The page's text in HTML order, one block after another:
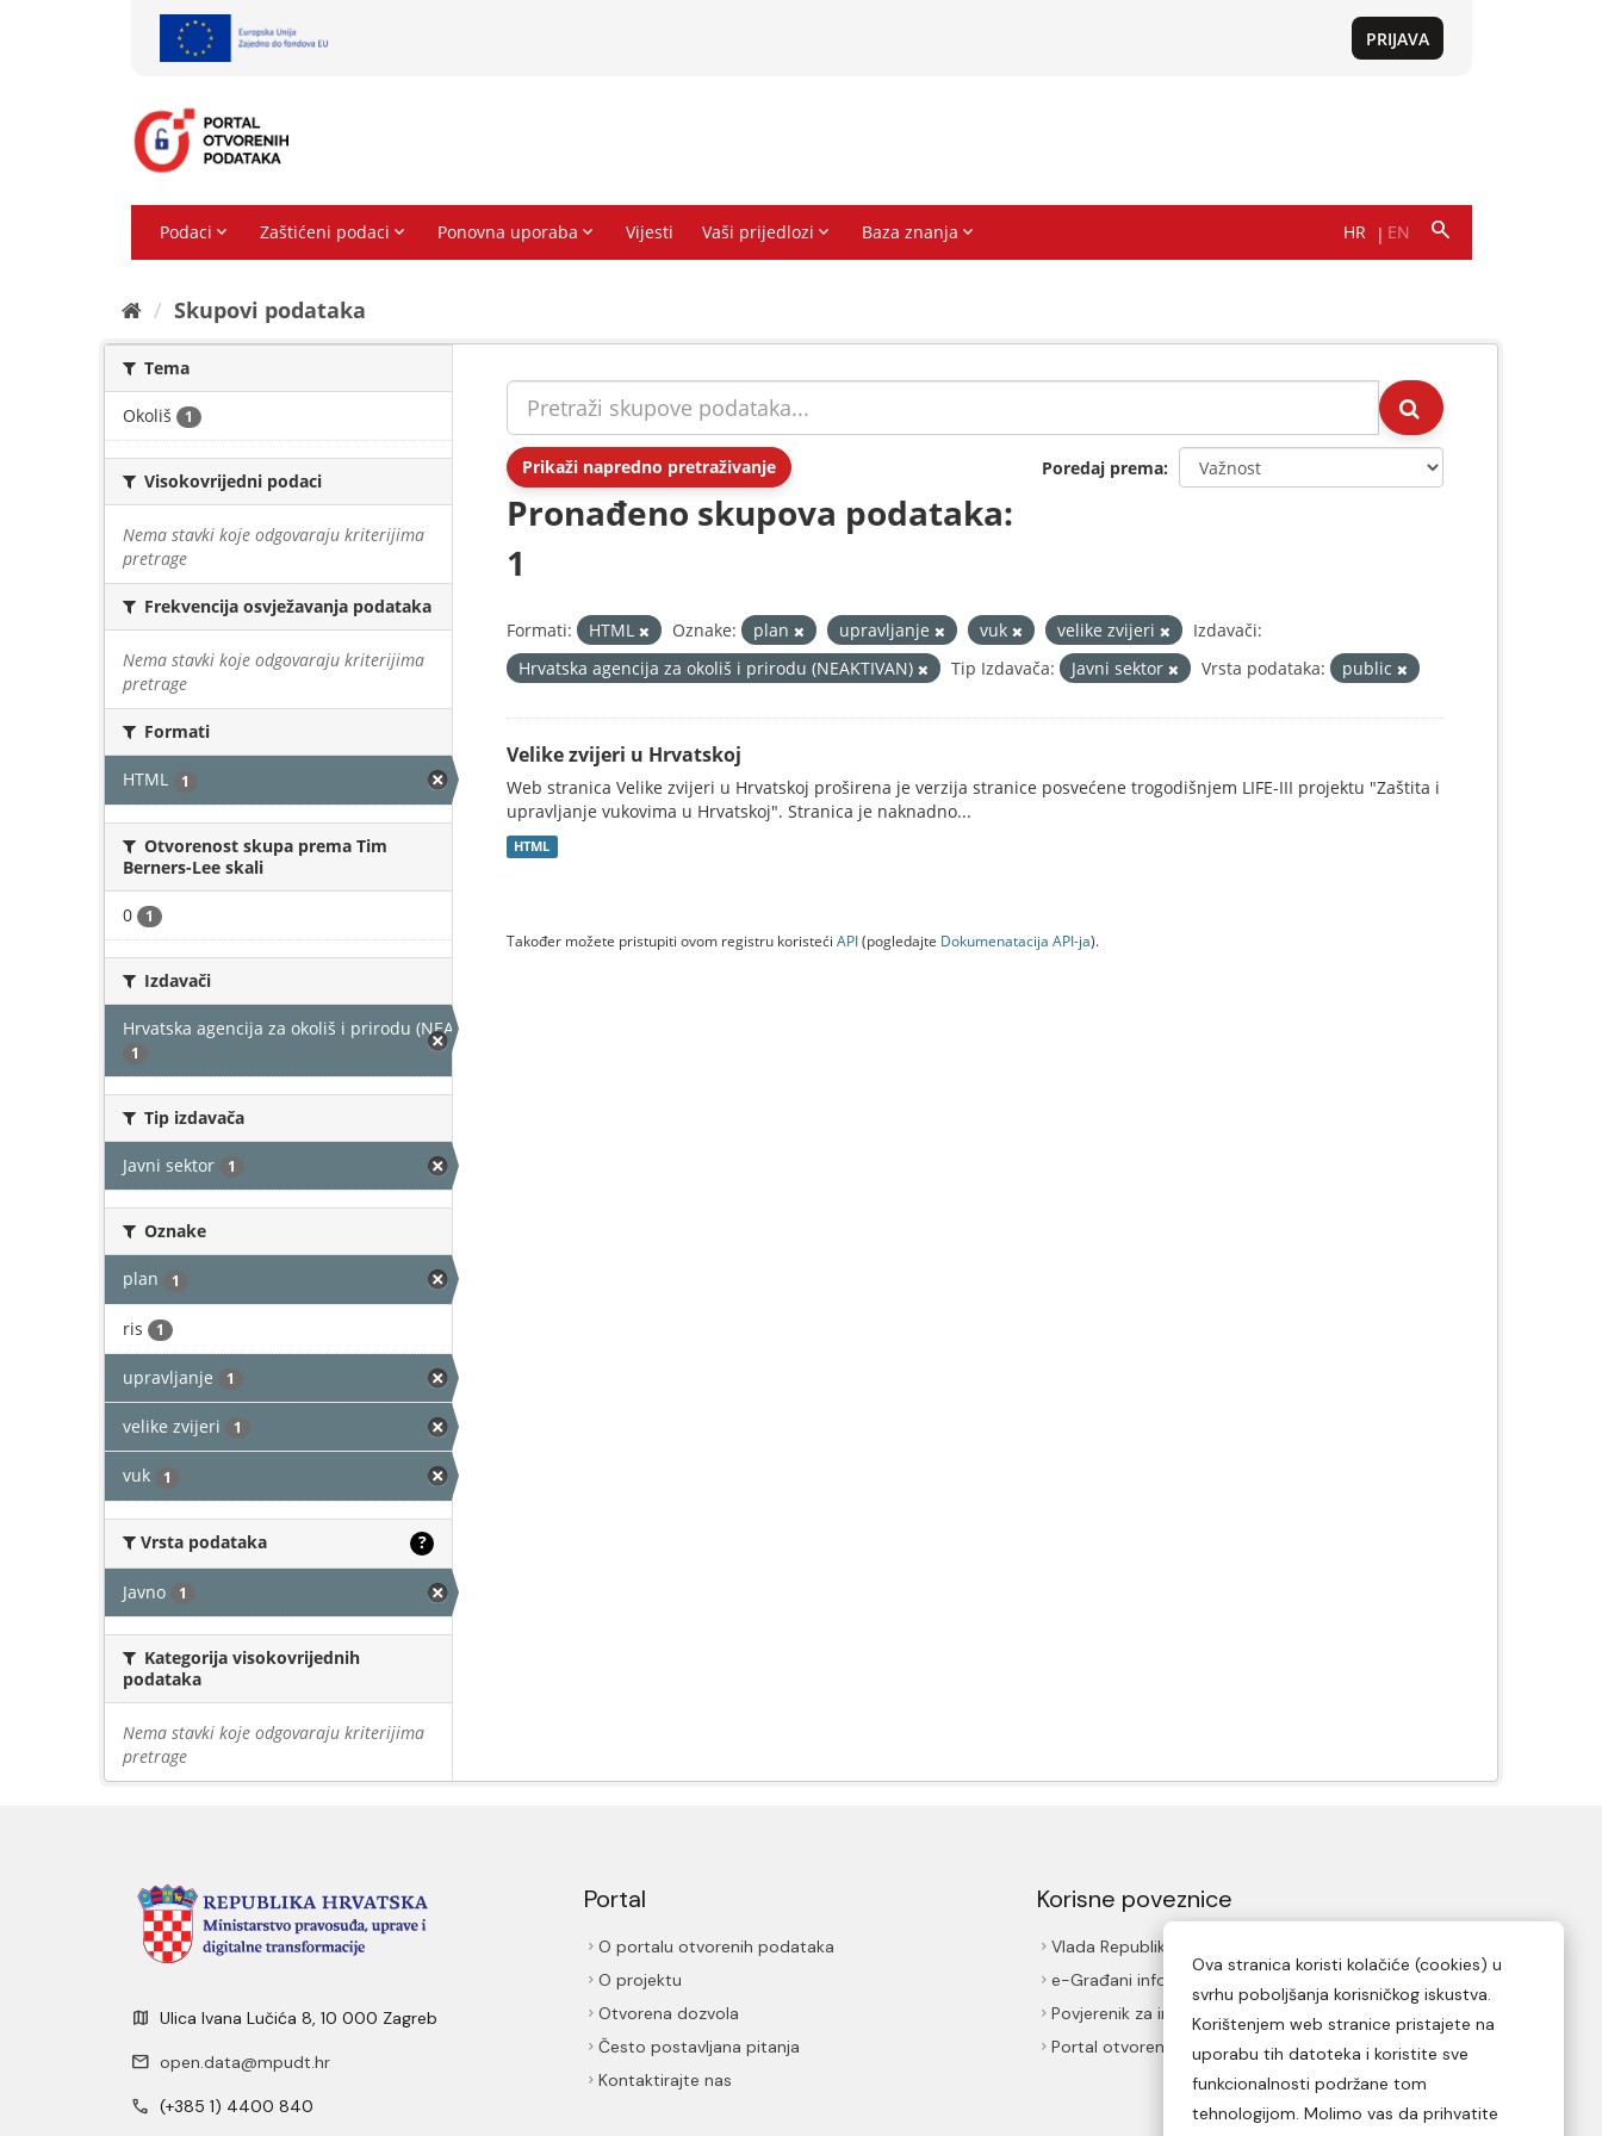
Skupovi podаtаkа
Tema
Okoliš 1
Visokovrijedni podaci
Nema stavki koje odgovaraju kriterijima
pretrage
Frekvencija osvježavanja podataka
Nema stavki koje odgovaraju kriterijima
pretrage
Formati
HTML 1
Otvorenost skupa prema Tim
Berners-Lee skali
0 1
Izdavači
Hrvatska agencija za okoliš i prirodu (NEAKTIVAN)
1
Tip izdavača
Javni sektor 1
Oznake
plan 1
ris 1
upravljanje 1
velike zvijeri 1
vuk 1
Vrsta podataka ?
Javno 1
Kategorija visokovrijednih
podataka
Nema stavki koje odgovaraju kriterijima
pretrage
Prikaži napredno pretraživanje Poredaj prema
Pronađeno skupova podataka:
1
Formati: HTML Oznake: plan upravljanje vuk velike zvijeri
Izdavači:
Hrvatska agencija za okoliš i prirodu (NEAKTIVAN)
Tip Izdavača: Javni sektor Vrsta podataka: public
Velike zvijeri u Hrvatskoj
Web stranica Velike zvijeri u Hrvatskoj proširena je verzija stranice posvećene trogodišnjem LIFE-III projektu "Zaštita i
upravljanje vukovima u Hrvatskoj". Stranica je naknadno...
HTML
Također možete pristupiti ovom registru koristeći API(pogledajte Dokumenаtаcijа API-jа).